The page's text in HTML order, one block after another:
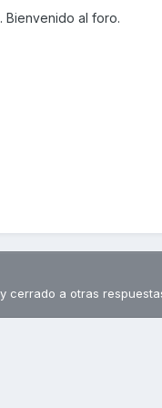
Bienvenido al foro.
cerrado a otras